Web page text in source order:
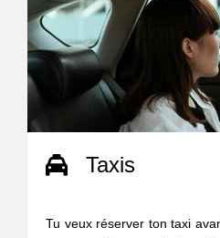
Taxis
Tu veux réserver ton taxi